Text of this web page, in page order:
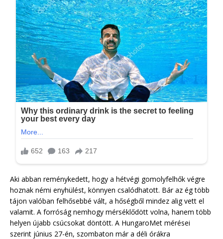
Aki abban reménykedett, hogy a hétvégi gomolyfelhők végre
hoznak némi enyhülést, könnyen csalódhatott. Bár az ég több
tájon valóban felhősebbé vált, a hőségből mindez alig vett el
valamit. A forróság nemhogy mérséklődött volna, hanem több
helyen újabb csúcsokat döntött. A HungaroMet mérései
szerint június 27-én, szombaton már a déli órákra